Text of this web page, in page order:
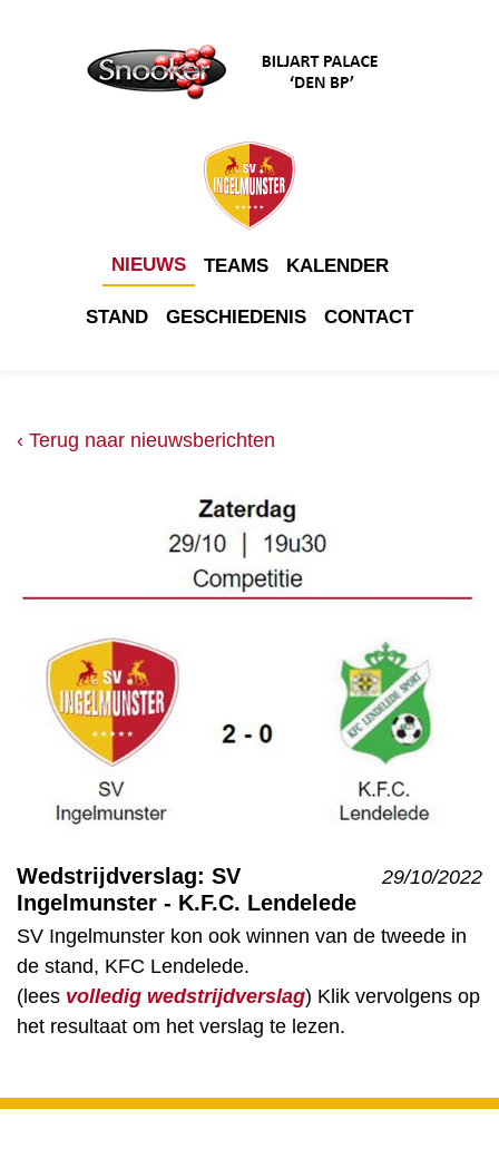
NIEUWS TEAMS KALENDER
STAND GESCHIEDENIS CONTACT
‹ Terug naar nieuwsberichten
Wedstrijdverslag: SV
Ingelmunster - K.F.C. Lendelede
29/10/2022
SV Ingelmunster kon ook winnen van de tweede in
de stand, KFC Lendelede.
(lees volledig wedstrijdverslag) Klik vervolgens op
het resultaat om het verslag te lezen.